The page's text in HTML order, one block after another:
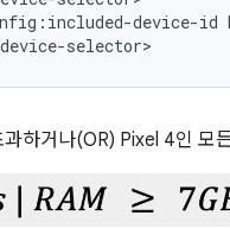
device-id
하거나(OR) Pixel 4인 모